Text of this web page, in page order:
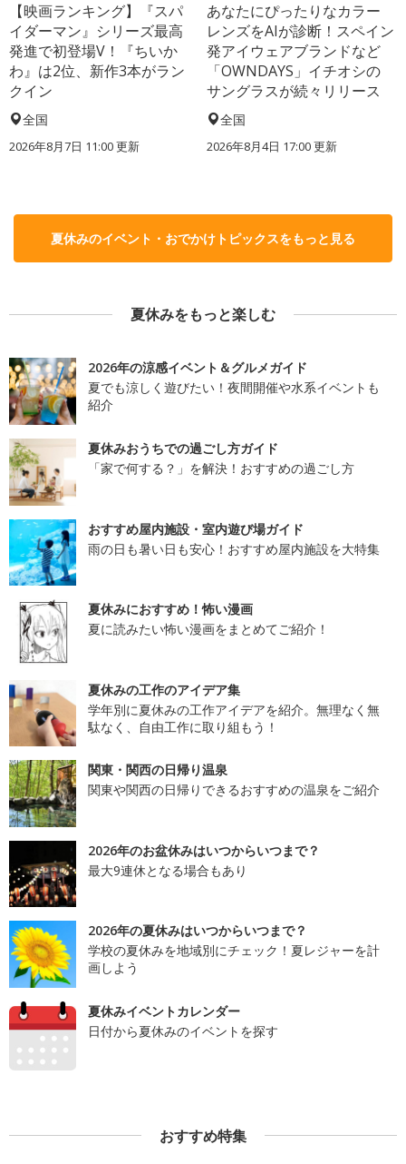
【映画ランキング】『スパ
イダーマン』シリーズ最高
発進で初登場V！『ちいか
わ』は2位、新作3本がラン
クイン
全国
2026年8月7日 11:00更新
あなたにぴったりなカラー
レンズをAIが診断！スペイン
発アイウェアブランドなど
「OWNDAYS」イチオシの
サングラスが続々リリース
全国
2026年8月4日 17:00更新
夏休みのイベント・おでかけトピックスをもっと見る
夏休みをもっと楽しむ
2026年の涼感イベント＆グルメガイド
夏でも涼しく遊びたい！夜間開催や水系イベントも
紹介
夏休みおうちでの過ごし方ガイド
「家で何する？」を解決！おすすめの過ごし方
おすすめ屋内施設・室内遊び場ガイド
雨の日も暑い日も安心！おすすめ屋内施設を大特集
夏休みにおすすめ！怖い漫画
夏に読みたい怖い漫画をまとめてご紹介！
夏休みの工作のアイデア集
学年別に夏休みの工作アイデアを紹介。無理なく無
駄なく、自由工作に取り組もう！
関東・関西の日帰り温泉
関東や関西の日帰りできるおすすめの温泉をご紹介
2026年のお盆休みはいつからいつまで？
最大9連休となる場合もあり
2026年の夏休みはいつからいつまで？
学校の夏休みを地域別にチェック！夏レジャーを計
画しよう
夏休みイベントカレンダー
日付から夏休みのイベントを探す
おすすめ特集